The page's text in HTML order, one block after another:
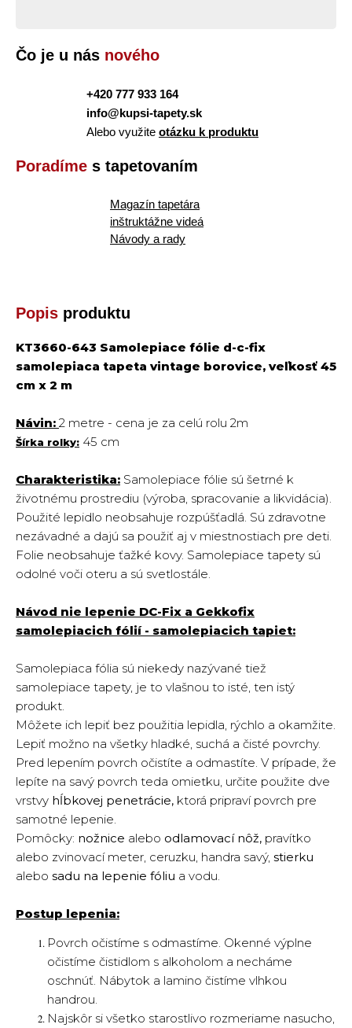
Čo je u nás nového
+420 777 933 164
info@kupsi-tapety.sk
Alebo využite otázku k produktu
Poradíme s tapetovaním
Magazín tapetára
inštruktážne videá
Návody a rady
Popis produktu
KT3660-643 Samolepiace fólie d-c-fix
samolepiaca tapeta vintage borovice, veľkosť 45
cm x 2 m
Návin: 2 metre - cena je za celú rolu 2m
Šírka rolky: 45 cm
Charakteristika: Samolepiace fólie sú šetrné k
životnému prostrediu (výroba, spracovanie a likvidácia).
Použité lepidlo neobsahuje rozpúšťadlá. Sú zdravotne
nezávadné a dajú sa použiť aj v miestnostiach pre deti.
Folie neobsahuje ťažké kovy. Samolepiace tapety sú
odolné voči oteru a sú svetlostále.
Návod nie lepenie DC-Fix a Gekkofix
samolepiacich fólií - samolepiacich tapiet:
Samolepiaca fólia sú niekedy nazývané tiež
samolepiace tapety, je to vlašnou to isté, ten istý
produkt.
Môžete ich lepiť bez použitia lepidla, rýchlo a okamžite.
Lepiť možno na všetky hladké, suchá a čisté povrchy.
Pred lepením povrch očistíte a odmastíte. V prípade, že
lepíte na savý povrch teda omietku, určite použite dve
vrstvy hĺbkovej penetrácie, ktorá pripraví povrch pre
samotné lepenie.
Pomôcky: nožnice alebo odlamovací nôž, pravítko
alebo zvinovací meter, ceruzku, handra savý, stierku
alebo sadu na lepenie fóliu a vodu.
Postup lepenia:
Povrch očistíme s odmastíme. Okenné výplne
očistíme čistidlom s alkoholom a necháme
oschnúť. Nábytok a lamino čistíme vlhkou
handrou.
Najskôr si všetko starostlivo rozmeriame nasucho,